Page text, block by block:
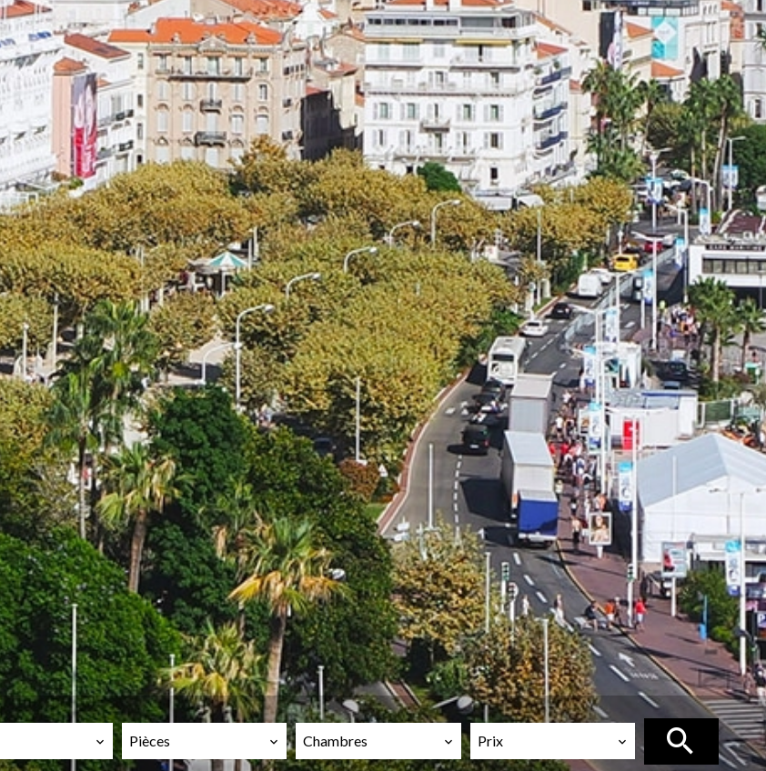
Pièces Chambres Prix